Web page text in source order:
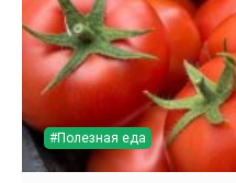
#Полезная еда